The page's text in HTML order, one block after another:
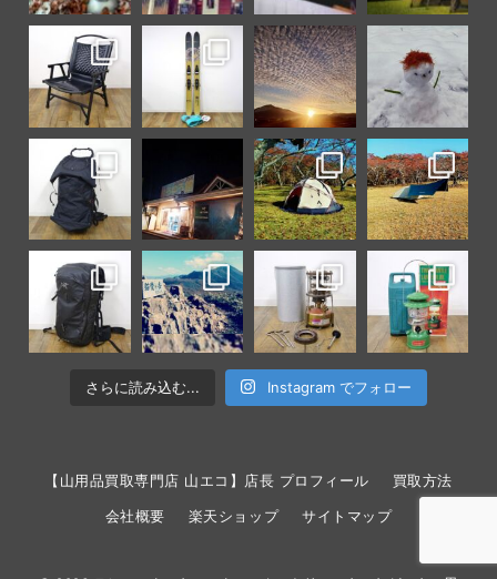
さらに読み込む... Instagram でフォロー
【山用品買取専門店 山エコ】店長 プロフィール 買取方法
会社概要 楽天ショップ サイトマップ